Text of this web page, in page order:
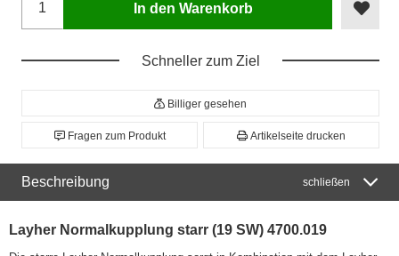
In den Warenkorb
Schneller zum Ziel
Billiger gesehen
Fragen zum Produkt Artikelseite drucken
Beschreibung schließen
Layher Normalkupplung starr (19 SW) 4700.019